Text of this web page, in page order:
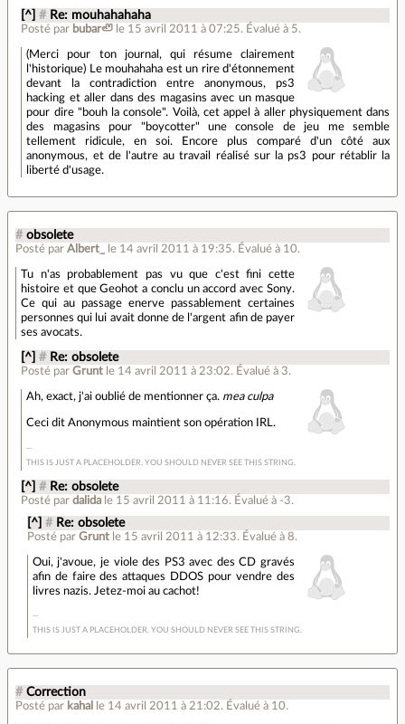
[^] # Re: mouhahahaha
Posté par bubar🦥 le 15 avril 2011 à 07:25. Évalué à 5.
(Merci pour ton journal, qui résume clairement
l'historique) Le mouhahaha est un rire d'étonnement
devant la contradiction entre anonymous, ps3
hacking et aller dans des magasins avec un masque
pour dire "bouh la console". Voilà, cet appel à aller physiquement dans
des magasins pour "boycotter" une console de jeu me semble
tellement ridicule, en soi. Encore plus comparé d'un côté aux
anonymous, et de l'autre au travail réalisé sur la ps3 pour rétablir la
liberté d'usage.
# obsolete
Posté par Albert_ le 14 avril 2011 à 19:35. Évalué à 10.
Tu n'as probablement pas vu que c'est fini cette
histoire et que Geohot a conclu un accord avec Sony.
Ce qui au passage enerve passablement certaines
personnes qui lui avait donne de l'argent afin de payer
ses avocats.
[^] # Re: obsolete
Posté parGrunt le 14 avril 2011 à 23:02. Évalué à 3.
Ah, exact, j'ai oublié de mentionner ça. mea culpa
Ceci dit Anonymous maintient son opération IRL.
THIS IS JUST A PLACEHOLDER. YOU SHOULD NEVER SEE THIS STRING.
[^] # Re: obsolete
Posté pardalida le 15 avril 2011 à 11:16. Évalué à -3.
[^] # Re: obsolete
Posté par Grunt le 15 avril 2011 à 12:33. Évalué à 8.
Oui, j'avoue, je viole des PS3 avec des CD gravés
afin de faire des attaques DDOS pour vendre des
livres nazis. Jetez-moi au cachot!
THIS IS JUST A PLACEHOLDER. YOU SHOULD NEVER SEE THIS STRING.
# Correction
Posté par kahal le 14 avril 2011 à 21:02. Évalué à 10.